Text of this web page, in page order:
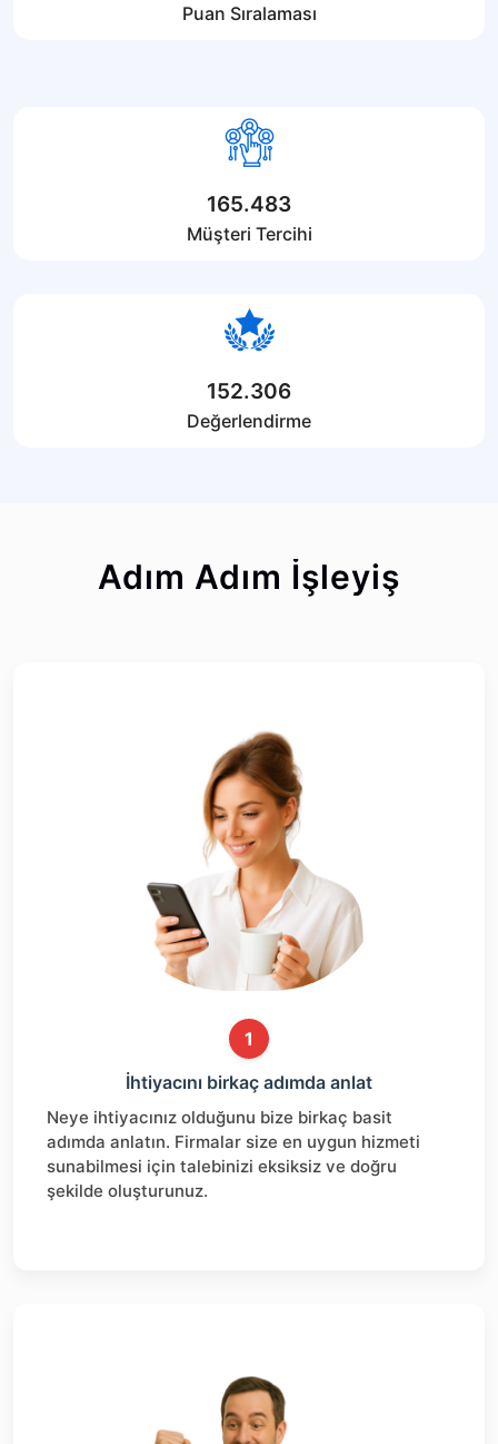
Puan Sıralaması
165.483
Müşteri Tercihi
152.306
Değerlendirme
Adım Adım İşleyiş
1
İhtiyacını birkaç adımda anlat
Neye ihtiyacınız olduğunu bize birkaç basit
adımda anlatın. Firmalar size en uygun hizmeti
sunabilmesi için talebinizi eksiksiz ve doğru
şekilde oluşturunuz.